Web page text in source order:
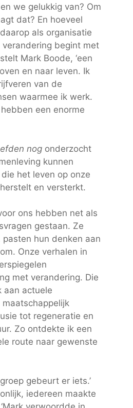
we gelukkig van? Om
dat? En hoeveel
als organisatie
verandering begint met
Mark Boode, ‘een
en naar leven. Ik
van de
waarmee ik werk.
een enorme
nog onderzocht
kunnen
het leven op onze
en versterkt.
ons hebben net als
gestaan. Ze
hun denken aan
Onze verhalen in
met verandering. Die
aan actuele
tot regeneratie en
Zo ontdekte ik een
route naar gewenste
gebeurt er iets.’
iedereen maakte